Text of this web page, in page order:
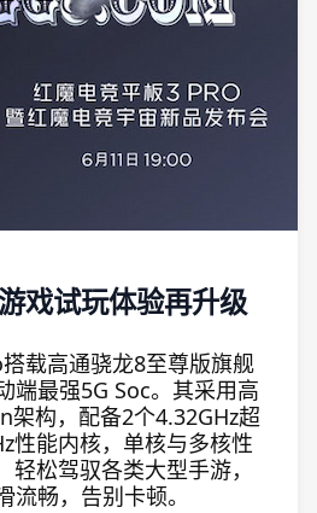
戏试玩体验再升级
载高通骁龙8至尊版旗舰
端最强5G Soc。其采用高
架构，配备2个4.32GHz超
性能内核，单核与多核性
轻松驾驭各类大型手游，
畅，告别卡顿。